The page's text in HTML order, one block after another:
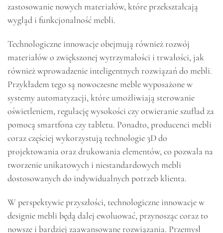
zastosowanie nowych materiałów, które przekształcają
wygląd i funkcjonalność mebli.
Technologiczne innowacje obejmują również rozwój
materiałów o zwiększonej wytrzymałości i trwałości, jak
również wprowadzenie inteligentnych rozwiązań do mebli.
Przykładem tego są nowoczesne meble wyposażone w
systemy automatyzacji, które umożliwiają sterowanie
oświetleniem, regulację wysokości czy otwieranie szuflad za
pomocą smartfona czy tabletu. Ponadto, producenci mebli
coraz częściej wykorzystują technologie 3D do
projektowania oraz drukowania elementów, co pozwala na
tworzenie unikatowych i niestandardowych mebli
dostosowanych do indywidualnych potrzeb klienta.
W perspektywie przyszłości, technologiczne innowacje w
designie mebli będą dalej ewoluować, przynosząc coraz to
nowsze i bardziej zaawansowane rozwiązania. Przemysł